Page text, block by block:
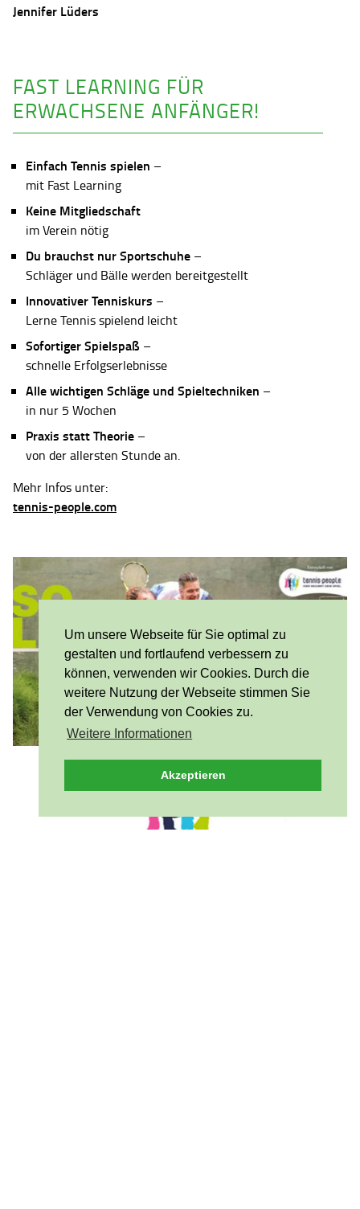
Um unsere Webseite für Sie optimal zu
gestalten und fortlaufend verbessern zu
können, verwenden wir Cookies. Durch die
weitere Nutzung der Webseite stimmen Sie
der Verwendung von Cookies zu.
Weitere Informationen
Akzeptieren
Jennifer Lüders
FAST LEARNING FÜR
ERWACHSENE ANFÄNGER!
Einfach Tennis spielen –
mit Fast Learning
Keine Mitgliedschaft
im Verein nötig
Du brauchst nur Sportschuhe –
Schläger und Bälle werden bereitgestellt
Innovativer Tenniskurs –
Lerne Tennis spielend leicht
Sofortiger Spielspaß –
schnelle Erfolgserlebnisse
Alle wichtigen Schläge und Spieltechniken –
in nur 5 Wochen
Praxis statt Theorie –
von der allersten Stunde an.
Mehr Infos unter:
tennis-people.com